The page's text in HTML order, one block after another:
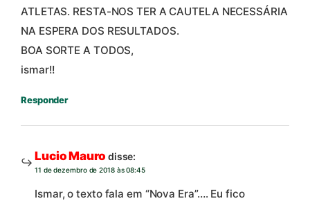
ATLETAS. RESTA-NOS TER A CAUTELA NECESSÁRIA
NA ESPERA DOS RESULTADOS.
BOA SORTE A TODOS,
ismar!!
Responder
Lucio Mauro disse:
11 de dezembro de 2018 às 08:45
Ismar, o texto fala em “Nova Era”…. Eu fico